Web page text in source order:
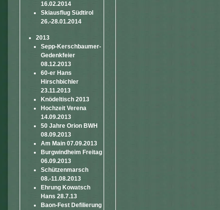
16.02.2014
Skiausflug Südtirol
26.-28.01.2014
2013
Sepp-Kerschbaumer-
Gedenkfeier
08.12.2013
60-er Hans
Hirschbichler
23.11.2013
Knödeltisch 2013
Hochzeit Verena
14.09.2013
50 Jahre Orion BWH
08.09.2013
Am Main 07.09.2013
Burgwindheim Freitag
06.09.2013
Schützenmarsch
08.-11.08.2013
Ehrung Kowatsch
Hans 28.7.13
Baon-Fest Defilierung